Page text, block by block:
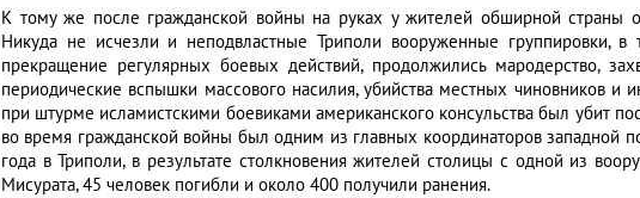
К тому же после гражданской войны на руках у жителей обширной страны
Никуда не исчезли и неподвластные Триполи вооруженные группировки, в
прекращение регулярных боевых действий, продолжились мародерство,
периодические вспышки массового насилия, убийства местных чиновников и
при штурме исламистскими боевиками американского консульства был убит
во время гражданской войны был одним из главных координаторов западной
года в Триполи, в результате столкновения жителей столицы с одной из
Мисурата, 45 человек погибли и около 400 получили ранения.